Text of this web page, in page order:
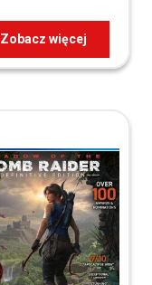
Zobacz więcej